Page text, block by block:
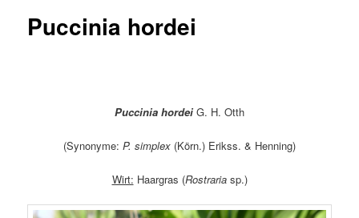
Puccinia hordei
Puccinia hordei G. H. Otth
(Synonyme: P. simplex (Körn.) Erikss. & Henning)
Wirt: Haargras (Rostrariasp.)